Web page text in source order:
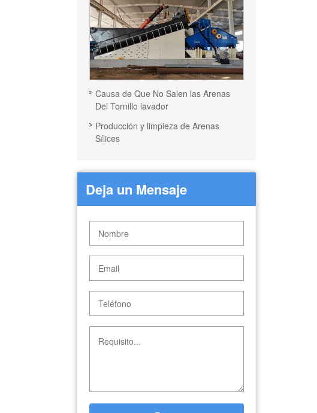
Causa de Que No Salen las Arenas
Del Tornillo lavador
Producción y limpieza de Arenas
Sílices
Deja un Mensaje